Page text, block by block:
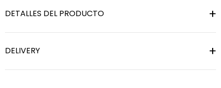
DETALLES DEL PRODUCTO
DELIVERY